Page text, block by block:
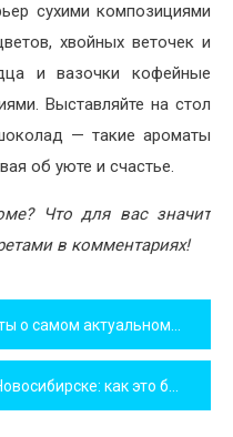
сухими композициями
хвойных веточек и
и вазочки кофейные
Выставляйте на стол
— такие ароматы
об уюте и счастье.
Что для вас значит
в комментариях!
для мамы в удобном формате